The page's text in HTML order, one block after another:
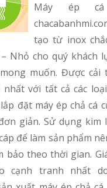
Máy ép cá chả tại
tạo từ inox
Nhỏ cho quý khách
muốn. Được cải
với tất cả các
đặt máy ép chả cá
giản. Sử dụng kim
để làm sản phẩm
bảo theo thời gian.
cạnh tranh nhất